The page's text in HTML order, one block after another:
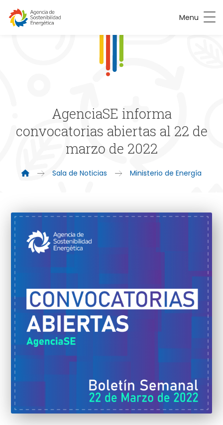
Menu
AgenciaSE informa
convocatorias abiertas al 22 de
marzo de 2022
Sala de Noticias Ministerio de Energía